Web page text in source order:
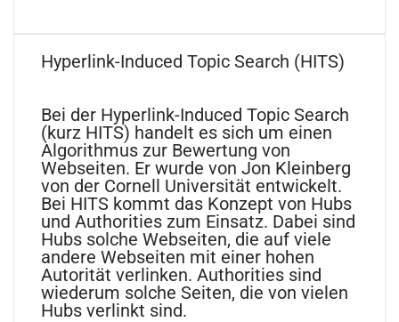
Hyperlink-Induced Topic Search (HITS)
Bei der Hyperlink-Induced Topic Search
(kurz HITS) handelt es sich um einen
Algorithmus zur Bewertung von
Webseiten. Er wurde von Jon Kleinberg
von der Cornell Universität entwickelt.
Bei HITS kommt das Konzept von Hubs
und Authorities zum Einsatz. Dabei sind
Hubs solche Webseiten, die auf viele
andere Webseiten mit einer hohen
Autorität verlinken. Authorities sind
wiederum solche Seiten, die von vielen
Hubs verlinkt sind.